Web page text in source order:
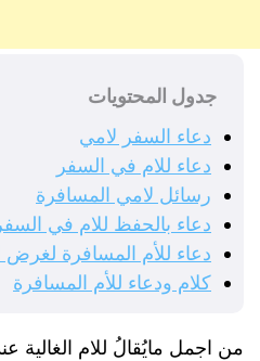
جدول المحتويات
دعاء السفر لامي
دعاء للام في السفر
رسائل لامي المسافرة
دعاء بالحفظ للام في السفر
دعاء للأم المسافرة لغرض
كلام ودعاء للأم المسافرة
من اجمل مايُقالُ للام الغالية